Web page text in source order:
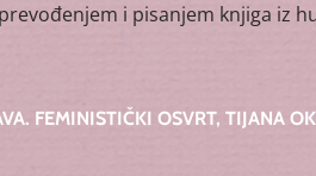
i pisanjem knjiga iz
FEMINISTIČKI OSVRT, TIJANA